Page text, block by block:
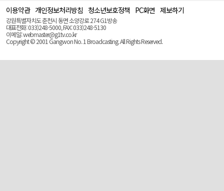
이용약관 개인정보처리방침 청소년보호정책 PC화면 제보하기
강원특별자치도 춘천시 동면 소양강로 274 G1방송
대표전화: 033)248-5000, FAX: 033)248-5130
이메일: webmaster@g1tv.co.kr
Copyright © 2001 Gangwon No. 1 Broadcasting. All Rights Reserved.